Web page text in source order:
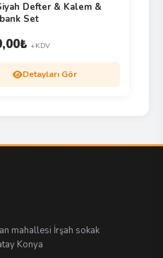
Defter & Kalem &
Set
₺ +KDV
Detayları Gör
mahallesi İrşah sokak
Konya